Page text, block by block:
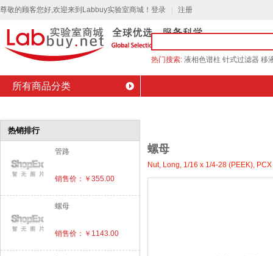
尊敬的顾客您好,欢迎来到Labbuy实验室商城！ 登录 注册
热门搜索: 液相色谱柱 针式过滤器 移
所有商品分类
热销排行
管路
销售价：￥355.00
螺母
销售价：￥1143.00
螺母
Nut, Long, 1/16 x 1/4-28 (PEEK),